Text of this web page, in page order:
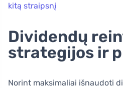
kitą straipsnį
Dividendų
strategijos ir
Norint maksimaliai išnaudoti